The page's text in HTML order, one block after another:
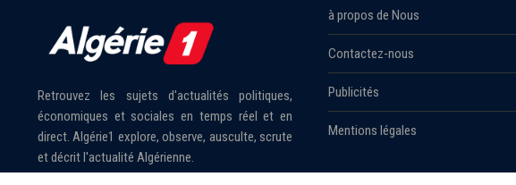
Retrouvez les sujets d'actualités politiques,
économiques et sociales en temps réel et en
direct. Algérie1 explore, observe, ausculte, scrute
et décrit l'actualité Algérienne.
à propos de Nous
Contactez-nous
Publicités
Mentions légales